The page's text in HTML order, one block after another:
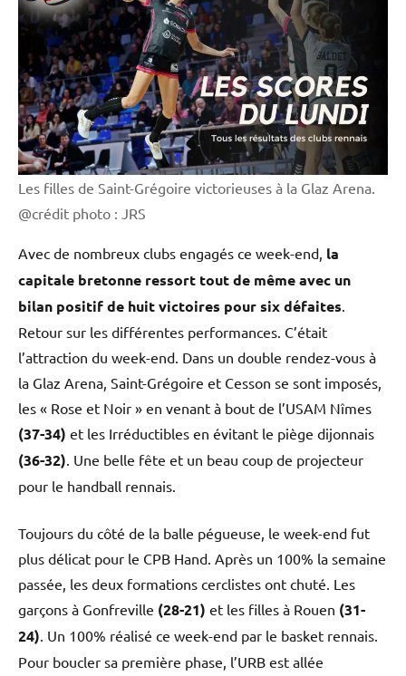
Les filles de Saint-Grégoire victorieuses à la Glaz Arena.
@crédit photo : JRS
Avec de nombreux clubs engagés ce week-end, la
capitale bretonne ressort tout de même avec un
bilan positif de huit victoires pour six défaites
Retour sur les différentes performances. C’était
l’attraction du week-end. Dans un double rendez-vous à
la Glaz Arena, Saint-Grégoire et Cesson se sont imposés,
les « Rose et Noir » en venant à bout de l’USAM Nîmes
(37-34) et les Irréductibles en évitant le piège dijonnais
(36-32) . Une belle fête et un beau coup de projecteur
pour le handball rennais.
Toujours du côté de la balle pégueuse, le week-end fut
plus délicat pour le CPB Hand. Après un 100% la semaine
passée, les deux formations cerclistes ont chuté. Les
garçons à Gonfreville (28-21) et les filles à Rouen (31-
24) . Un 100% réalisé ce week-end par le basket rennais.
Pour boucler sa première phase, l’URB est allée